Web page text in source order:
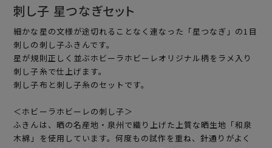
刺し子 星つなぎセット
細かな星の文様が途切れることなく連なった「星つなぎ」の1目
刺しの刺し子ふきんです。
星が規則正しく並ぶホビーラホビーレオリジナル柄をラメ入り
刺し子糸で仕上げます。
刺し子布と刺し子糸のセットです。
＜ホビーラホビーレの刺し子＞
ふきんは、晒の名産地・泉州で織り上げた上質な晒生地「和泉
木綿」を使用しています。何度もの試作を重ね、針通りがよく